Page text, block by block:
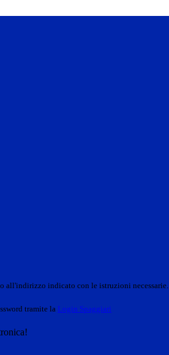
all'indirizzo indicato con le istruzioni necessarie.
tramite la Login Spaggiari